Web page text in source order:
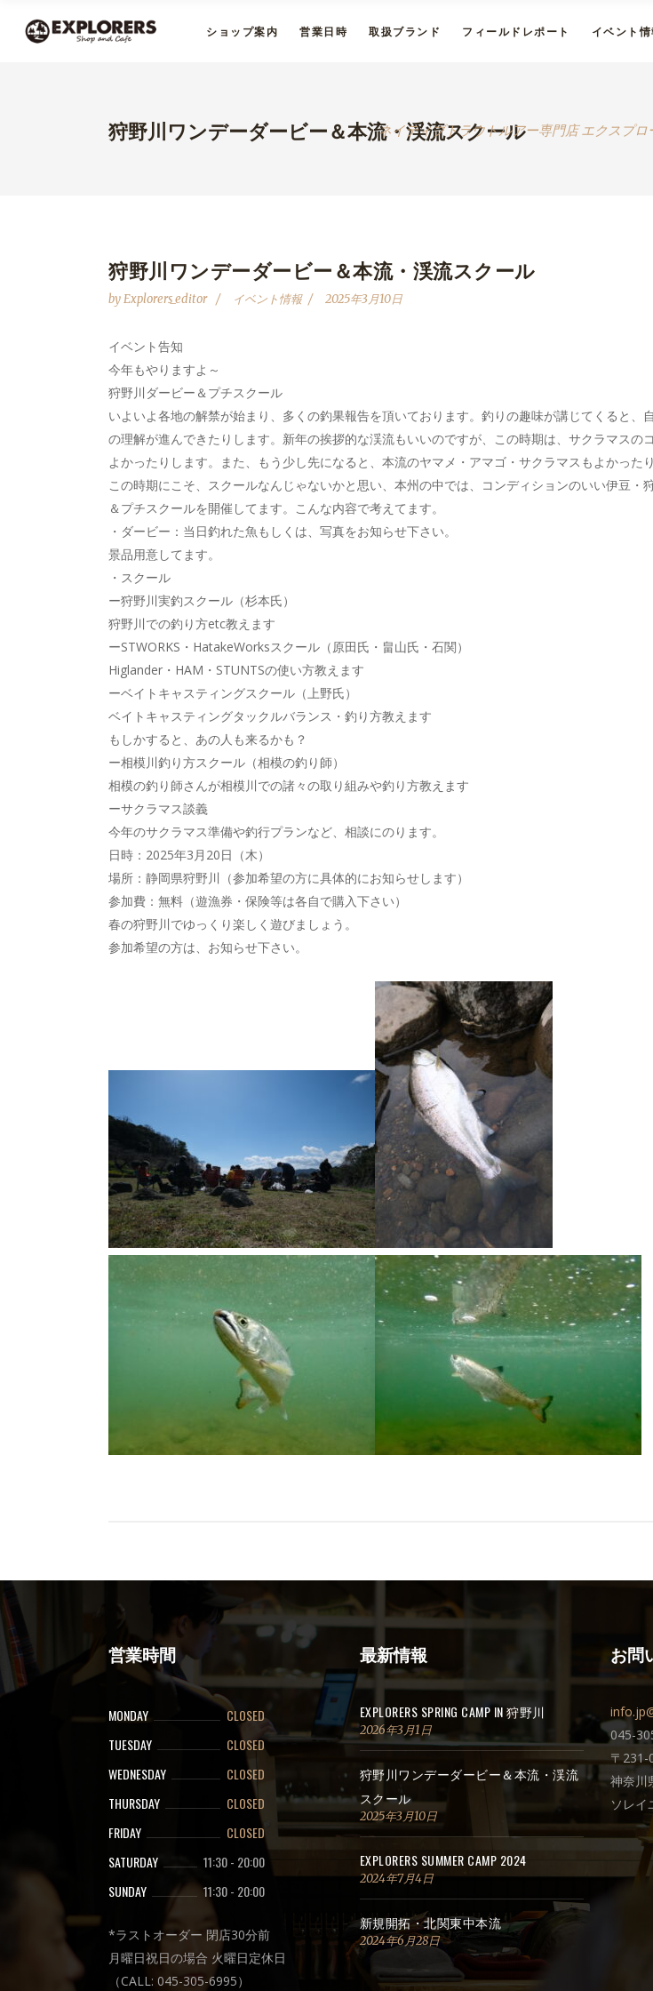
ショップ案内 営業日時 取扱ブランド フィールドレポート イベント情
狩野川ワンデーダービー＆本流・渓流スクール
ネイティブトラウトルアー専門店 エクスプロ
狩野川ワンデーダービー＆本流・渓流スクール
byExplorers_editor イベント情報 2025年3月10日
イベント告知
今年もやりますよ～
狩野川ダービー＆プチスクール
いよいよ各地の解禁が始まり、多くの釣果報告を頂いております。釣りの趣味が講じてくると、
の理解が進んできたりします。新年の挨拶的な渓流もいいのですが、この時期は、サクラマスの
よかったりします。また、もう少し先になると、本流のヤマメ・アマゴ・サクラマスもよかった
この時期にこそ、スクールなんじゃないかと思い、本州の中では、コンディションのいい伊豆・
＆プチスクールを開催してます。こんな内容で考えてます。
・ダービー：当日釣れた魚もしくは、写真をお知らせ下さい。
景品用意してます。
・スクール
ー狩野川実釣スクール（杉本氏）
狩野川での釣り方etc教えます
ーSTWORKS・HatakeWorksスクール（原田氏・畠山氏・石関）
Higlander・HAM・STUNTSの使い方教えます
ーベイトキャスティングスクール（上野氏）
ベイトキャスティングタックルバランス・釣り方教えます
もしかすると、あの人も来るかも？
ー相模川釣り方スクール（相模の釣り師）
相模の釣り師さんが相模川での諸々の取り組みや釣り方教えます
ーサクラマス談義
今年のサクラマス準備や釣行プランなど、相談にのります。
日時：2025年3月20日（木）
場所：静岡県狩野川（参加希望の方に具体的にお知らせします）
参加費：無料（遊漁券・保険等は各自で購入下さい）
春の狩野川でゆっくり楽しく遊びましょう。
参加希望の方は、お知らせ下さい。
営業時間
MONDAY
CLOSED
TUESDAY
CLOSED
WEDNESDAY
CLOSED
THURSDAY
CLOSED
FRIDAY
CLOSED
SATURDAY
11:30- 20:00
SUNDAY
11:30- 20:00
*ラストオーダー 閉店30分前
月曜日祝日の場合 火曜日定休日
（CALL: 045-305-6995）
最新情報
EXPLORERS SPRING CAMP IN 狩野川
2026年3月1日
狩野川ワンデーダービー＆本流・渓流
スクール
2025年3月10日
EXPLORERS SUMMER CAMP 2024
2024年7月4日
新規開拓・北関東中本流
2024年6月28日
お問
045-
〒231-
神奈川
ソレイ